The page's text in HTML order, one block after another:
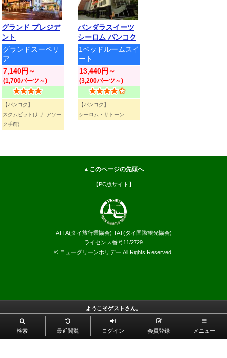
グランド プレジデ
ント
グランドスーペリ
ア
7,140円～
(1,700バーツ～)
【バンコク】
スクムビット(ナナ-アソー
ク手前)
バンダラスイーツ
シーロム バンコク
1ベッドルームスイ
ート
13,440円～
(3,200バーツ～)
【バンコク】
シーロム・サトーン
▲このページの先頭へ
【PC版サイト】
ATTA(タイ旅行業協会) TAT(タイ国際観光協会)
ライセンス番号11/2729
© ニューグリーンホリデー All Rights Reserved.
ようこそゲストさん。
検索 最近閲覧 ログイン 会員登録 メニュー